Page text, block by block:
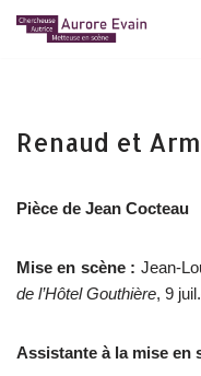
Renaud et
Pièce de Jean Cocteau
Mise en scène : Jean-
de l’Hôtel Gouthière, 9
Assistante à la mise en